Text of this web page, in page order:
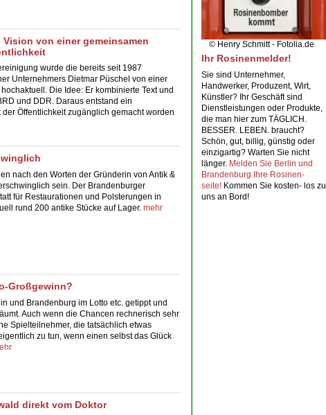
Vision von einer gemeinsamen
wurde die bereits seit 1987
Unternehmers Dietmar Püschel von einer
Die Idee: Er kombinierte Text und
und DDR. Daraus entstand ein
Öffentlichkeit zugänglich gemacht worden
nach den Worten der Gründerin von Antik &
sein. Der Brandenburger
für Restaurationen und Polsterungen in
rund 200 antike Stücke auf Lager. mehr
Großgewinn?
und Brandenburg im Lotto etc. getippt und
Auch wenn die Chancen rechnerisch sehr
Spielteilnehmer, die tatsächlich etwas
zu tun, wenn einen selbst das Glück
direkt vom Doktor
© Henry Schmitt - Fotolia.de
Ihr Rosinenmelder!
Sie sind Unternehmer,
Handwerker, Produzent, Wirt,
Künstler? Ihr Geschäftsind
Dienstleistungen oder Produkte,
die man hier zum TÄGLICH.
BESSER. LEBEN. braucht?
Schön, gut, billig, günstig oder
einzigartig? Warten Sie nicht
länger. Melden Sie Berlin und
Brandenburg Ihre Rosinen-
seite! Kommen Sie kosten- los zu
uns an Bord!